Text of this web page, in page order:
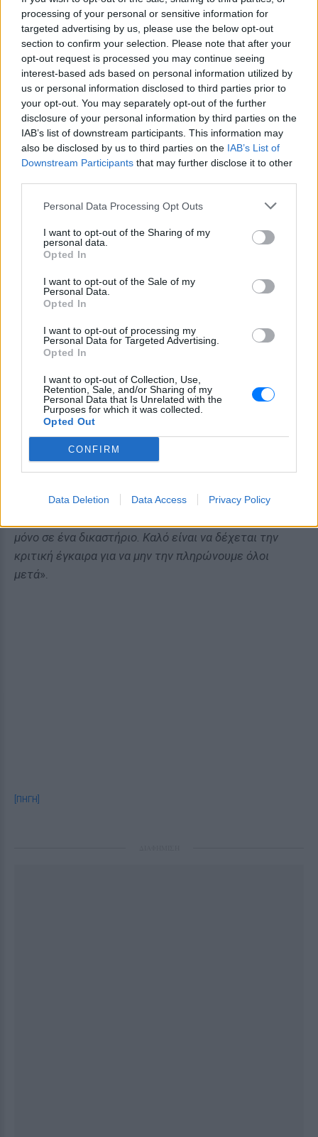
processing of your personal or sensitive information for
targeted advertising by us, please use the below opt-out
section to confirm your selection. Please note that after your
opt-out request is processed you may continue seeing
interest-based ads based on personal information utilized by
us or personal information disclosed to third parties prior to
your opt-out. You may separately opt-out of the further
disclosure of your personal information by third parties on the
IAB’s list of downstream participants. This information may
also be disclosed by us to third parties on the IAB’s List of
Downstream Participants that may further disclose it to other
Personal Data Processing Opt Outs
I want to opt-out of the Sharing of my
personal data.
Opted In
I want to opt-out of the Sale of my
Personal Data.
Opted In
I want to opt-out of processing my
Personal Data for Targeted Advertising.
Opted In
I want to opt-out of Collection, Use,
Retention, Sale, and/or Sharing of my
Personal Data that Is Unrelated with the
Purposes for which it was collected.
Opted Out
CONFIRM
Data Deletion Data Access Privacy Policy
Ο Γιάννης Τσιμιτσέλης επέλεξε να μην απαντά στον
δημοσιογράφο μέσα από τις εκπομπές, ωστόσο,
στις τελευταίες του δηλώσεις είχε πει
αντιδράσεων, με τα social media να παίρνουν φωτιά
και πολλούς να μιλούν για μια κόντρα που πλέον
έχει περάσει σε προσωπικό επίπεδο. Ο Δημήτρης
Ουγγαρέζος δεν άφησε αναπάντητα τα σχόλια του
ηθοποιού και προχώρησε σε μια ιδιαίτερα αιχμηρή
Facebook. Ο παρουσιαστής έγραψε: «Το όνομα του
μόνο σε ένα δικαστήριο. Καλό είναι να δέχεται την
κριτική έγκαιρα για να μην την πληρώνουμε όλοι
μετά».
[ΠΗΓΗ]